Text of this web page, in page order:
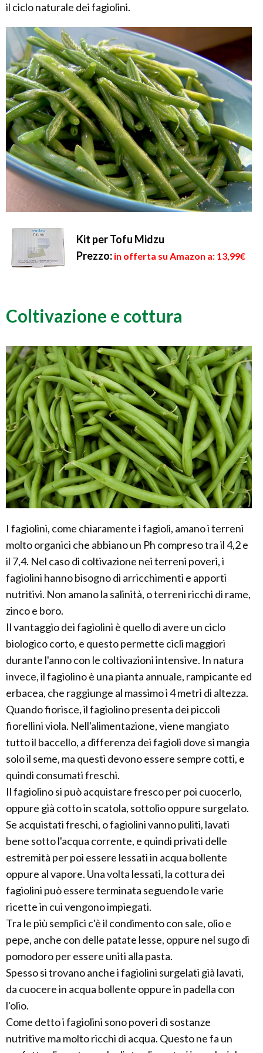
il ciclo naturale dei fagiolini.
Kit per Tofu Midzu
Prezzo: in offerta su Amazon a: 13,99€
Coltivazione e cottura
I fagiolini, come chiaramente i fagioli, amano i terreni
molto organici che abbiano un Ph compreso tra il 4,2 e
il 7,4. Nel caso di coltivazione nei terreni poveri, i
fagiolini hanno bisogno di arricchimenti e apporti
nutritivi. Non amano la salinità, o terreni ricchi di rame,
zinco e boro.
Il vantaggio dei fagiolini è quello di avere un ciclo
biologico corto, e questo permette cicli maggiori
durante l'anno con le coltivazioni intensive. In natura
invece, il fagiolino è una pianta annuale, rampicante ed
erbacea, che raggiunge al massimo i 4 metri di altezza.
Quando fiorisce, il fagiolino presenta dei piccoli
fiorellini viola. Nell'alimentazione, viene mangiato
tutto il baccello, a differenza dei fagioli dove si mangia
solo il seme, ma questi devono essere sempre cotti, e
quindi consumati freschi.
Il fagiolino si può acquistare fresco per poi cuocerlo,
oppure già cotto in scatola, sottolio oppure surgelato.
Se acquistati freschi, o fagiolini vanno puliti, lavati
bene sotto l'acqua corrente, e quindi privati delle
estremità per poi essere lessati in acqua bollente
oppure al vapore. Una volta lessati, la cottura dei
fagiolini può essere terminata seguendo le varie
ricette in cui vengono impiegati.
Tra le più semplici c'è il condimento con sale, olio e
pepe, anche con delle patate lesse, oppure nel sugo di
pomodoro per essere uniti alla pasta.
Spesso si trovano anche i fagiolini surgelati già lavati,
da cuocere in acqua bollente oppure in padella con
l'olio.
Come detto i fagiolini sono poveri di sostanze
nutritive ma molto ricchi di acqua. Questo ne fa un